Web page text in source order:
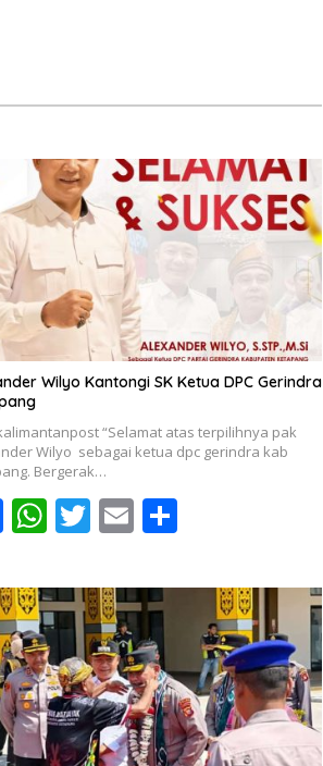
Wilyo Kantongi SK Ketua DPC Gerindra
“Selamat atas terpilihnya pak
Wilyo sebagai ketua dpc gerindra kab
Bergerak…
F
e
b
o
o
k
W
at
s
A
p
p
T
itt
er
E
ai
l
S
ar